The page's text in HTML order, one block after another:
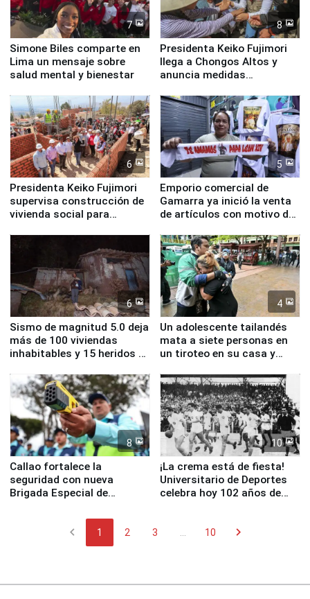
7
Simone Biles comparte en
Lima un mensaje sobre
salud mental y bienestar
8
Presidenta Keiko Fujimori
llega a Chongos Altos y
anuncia medidas
educación, salud y empleo
6
Presidenta Keiko Fujimori
supervisa construcción de
vivienda social para
5
Emporio comercial de
Gamarra ya inició la venta
de artículos con motivo de
6
Sismo de magnitud 5.0 deja
más de 100 viviendas
inhabitables y 15 heridos en
4
Un adolescente tailandés
mata a siete personas en
un tiroteo en su casa y
8
Callao fortalece la
seguridad con nueva
Brigada Especial de
equipamiento para
10
¡La crema está de fiesta!
Universitario de Deportes
celebra hoy 102 años de
chevron_left 1 2 3 10 chevron_right